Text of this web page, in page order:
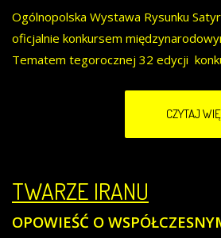
Ogólnopolska Wystawa Rysunku
oficjalnie konkursem
Tematem tegorocznej 32 edycji
CZYTAJ
TWARZE IRANU
OPOWIEŚĆ O